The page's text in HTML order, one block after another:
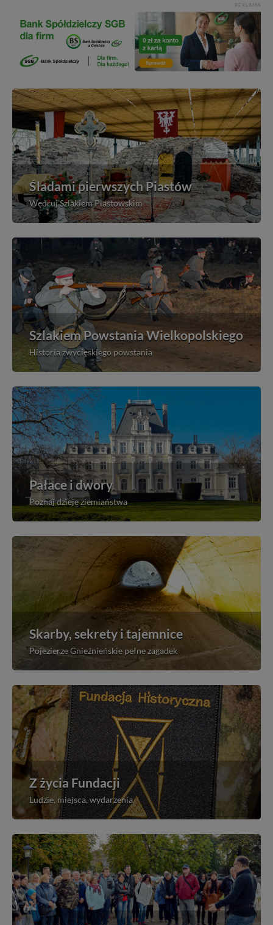
REKLAMA
Śladami pierwszych Piastów
Wędruj Szlakiem Piastowskim
Szlakiem Powstania Wielkopolskiego
Historia zwycięskiego powstania
Pałace i dwory
Poznaj dzieje ziemiaństwa
Skarby, sekrety i tajemnice
Pojezierze Gnieźnieńskie pełne zagadek
Z życia Fundacji
Ludzie, miejsca, wydarzenia